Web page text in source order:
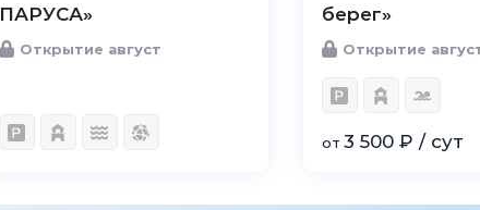
ПАРУСА»
Открытие август
берег»
Открытие
от 3 500 ₽ / сут